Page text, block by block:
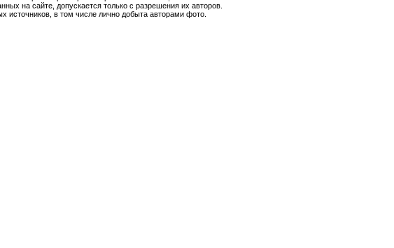
на сайте, допускается только с разрешения их авторов.
в том числе лично добыта авторами фото.